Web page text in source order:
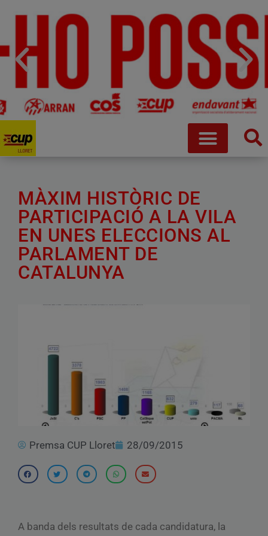
MÀXIM HISTÒRIC DE
PARTICIPACIÓ A LA VILA
EN UNES ELECCIONS AL
PARLAMENT DE
CATALUNYA
Premsa CUP Lloret 28/09/2015
A banda dels resultats de cada candidatura, la